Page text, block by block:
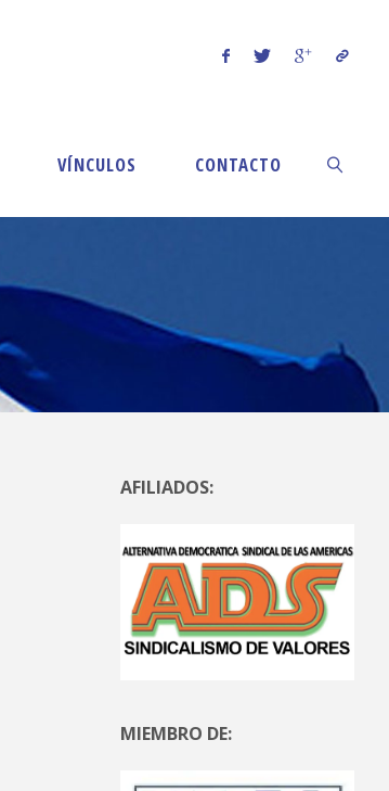
VÍNCULOS CONTACTO
AFILIADOS:
MIEMBRO DE: